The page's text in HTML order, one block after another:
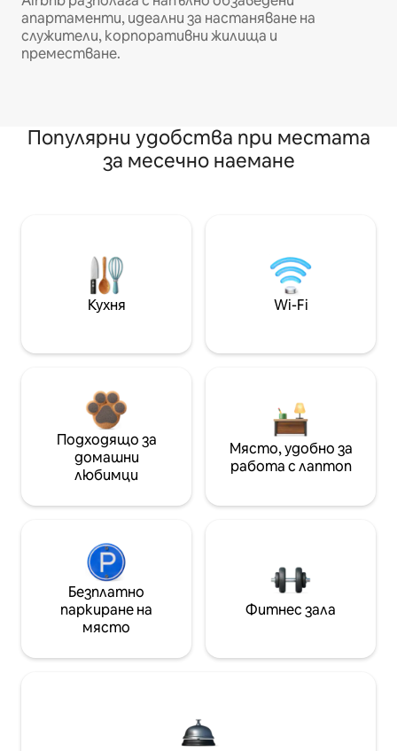
апартаменти, идеални за настаняване на
служители, корпоративни жилища и
преместване.
Популярни удобства при местата
за месечно наемане
Кухня Wi-Fi
Подходящо за
домашни
любимци
Място, удобно за
работа с лаптоп
Безплатно
паркиране на
място
Фитнес зала